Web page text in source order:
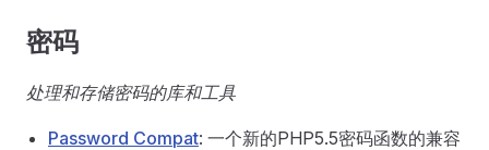
密码
处理和存储密码的库和工具
Password Compat: 一个新的PHP5.5密码函数的兼容